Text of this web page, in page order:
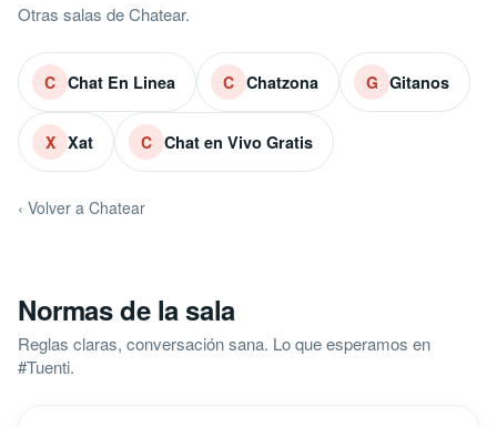
Otras salas de Chatear.
C Chat En Linea C Chatzona G Gitanos
X Xat C Chat en Vivo Gratis
‹ Volver a Chatear
Normas de la sala
Reglas claras, conversación sana. Lo que esperamos en
#Tuenti.